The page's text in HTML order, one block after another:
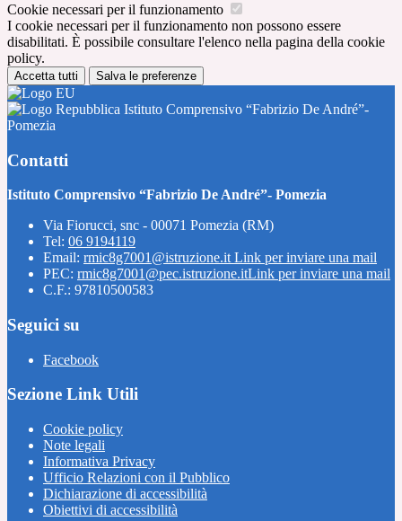
Cookie necessari per il funzionamento
I cookie necessari per il funzionamento non possono essere
disabilitati. È possibile consultare l'elenco nella pagina della cookie
policy.
Accetta tutti Salva le preferenze
Istituto Comprensivo “Fabrizio De André”-
Pomezia
Contatti
Istituto Comprensivo “Fabrizio De André”- Pomezia
Via Fiorucci, snc - 00071 Pomezia (RM)
Tel: 06 9194119
Email: rmic8g7001@istruzione.it Link per inviare una mail
PEC: rmic8g7001@pec.istruzione.itLink per inviare una mail
C.F.: 97810500583
Seguici su
Facebook
Sezione Link Utili
Cookie policy
Note legali
Informativa Privacy
Ufficio Relazioni con il Pubblico
Dichiarazione di accessibilità
Obiettivi di accessibilità